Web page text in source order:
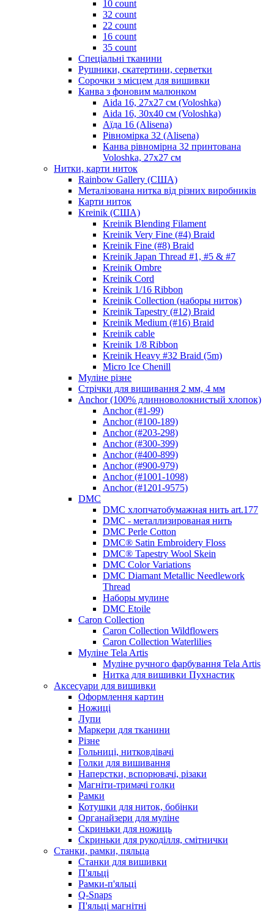
10 count
32 count
22 count
16 count
35 count
Спеціальні тканини
Рушники, скатертини, серветки
Сорочки з місцем для вишивки
Канва з фоновим малюнком
Aida 16, 27х27 см (Voloshka)
Aida 16, 30х40 см (Voloshka)
Аїда 16 (Alisena)
Рівномірка 32 (Alisena)
Канва рівномірна 32 принтована
Voloshka, 27х27 см
Нитки, карти ниток
Rainbow Gallery (США)
Металізована нитка від різних виробників
Карти ниток
Kreinik (США)
Kreinik Blending Filament
Kreinik Very Fine (#4) Braid
Kreinik Fine (#8) Braid
Kreinik Japan Thread #1, #5 & #7
Kreinik Ombre
Kreinik Cord
Kreinik 1/16 Ribbon
Kreinik Collection (наборы ниток)
Kreinik Tapestry (#12) Braid
Kreinik Medium (#16) Braid
Kreinik cable
Kreinik 1/8 Ribbon
Kreinik Heavy #32 Braid (5m)
Micro Ice Chenill
Муліне різне
Стрічки для вишивання 2 мм, 4 мм
Anchor (100% длинноволокнистый хлопок)
Anchor (#1-99)
Anchor (#100-189)
Anchor (#203-298)
Anchor (#300-399)
Anchor (#400-899)
Anchor (#900-979)
Anchor (#1001-1098)
Anchor (#1201-9575)
DMC
DMC хлопчатобумажная нить art.177
DMC - металлизированая нить
DMC Perle Cotton
DMC® Satin Embroidery Floss
DMC® Tapestry Wool Skein
DMC Color Variations
DMC Diamant Metallic Needlework
Thread
Наборы мулине
DMC Etoile
Caron Collection
Caron Collection Wildflowers
Caron Collection Waterlilies
Муліне Tela Artis
Муліне ручного фарбування Tela Artis
Нитка для вишивки Пухнастик
Аксесуари для вишивки
Оформлення картин
Ножиці
Лупи
Маркери для тканини
Різне
Гольниці, нитковдівачі
Голки для вишивання
Наперстки, вспорювачі, різаки
Магніти-тримачі голки
Рамки
Котушки для ниток, бобінки
Органайзери для муліне
Скриньки для ножиць
Скриньки для рукоділля, смітнички
Станки, рамки, пяльца
Станки для вишивки
П'яльці
Рамки-п'яльці
Q-Snaps
П'яльці магнітні